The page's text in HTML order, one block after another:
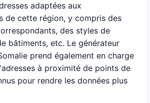
adaptées aux
de cette région, y compris des
des styles de
bâtiments, etc. Le générateur
prend également en charge
à proximité de points de
pour rendre les données plus